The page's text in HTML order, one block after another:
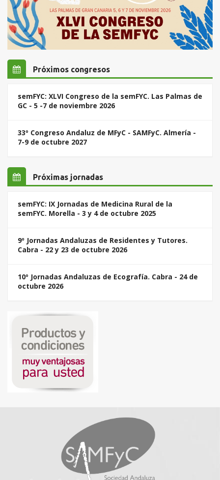
Próximos congresos
semFYC: XLVI Congreso de la semFYC. Las Palmas de
GC - 5 -7 de noviembre 2026
33º Congreso Andaluz de MFyC - SAMFyC. Almería -
7-9 de octubre 2027
Próximas jornadas
semFYC: IX Jornadas de Medicina Rural de la
semFYC. Morella - 3 y 4 de octubre 2025
9º Jornadas Andaluzas de Residentes y Tutores.
Cabra - 22 y 23 de octubre 2026
10º Jornadas Andaluzas de Ecografía. Cabra - 24 de
octubre 2026